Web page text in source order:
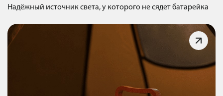
Надёжный источник света, у которого не сядет батарейка